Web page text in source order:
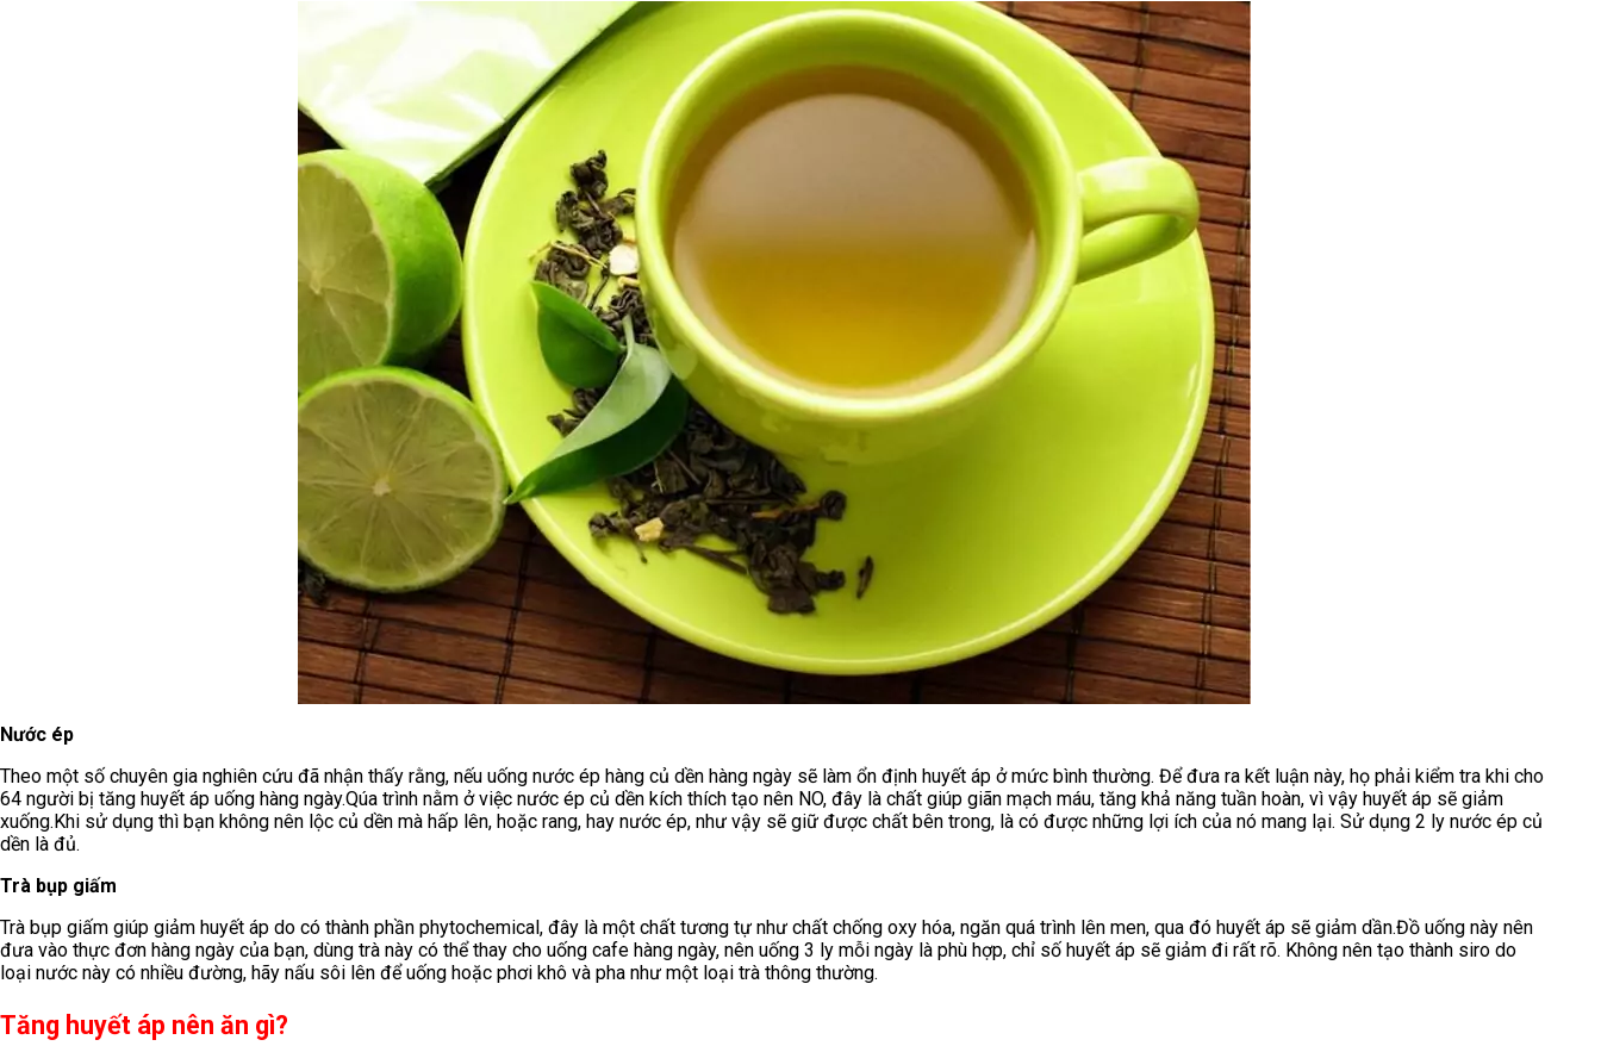
Nước ép
Theo một số chuyên gia nghiên cứu đã nhận thấy rằng, nếu uống nước ép hàng củ dền hàng ngày sẽ làm ổn định huyết áp ở mức bình thường. Để đưa ra kết luận này, họ phải kiểm tra khi cho
64 người bị tăng huyết áp uống hàng ngày.Qúa trình nằm ở việc nước ép củ dền kích thích tạo nên NO, đây là chất giúp giãn mạch máu, tăng khả năng tuần hoàn, vì vậy huyết áp sẽ giảm
xuống.Khi sử dụng thì bạn không nên lộc củ dền mà hấp lên, hoặc rang, hay nước ép, như vậy sẽ giữ được chất bên trong, là có được những lợi ích của nó mang lại. Sử dụng 2 ly nước ép củ
dền là đủ.
Trà bụp giấm
Trà bụp giấm giúp giảm huyết áp do có thành phần phytochemical, đây là một chất tương tự như chất chống oxy hóa, ngăn quá trình lên men, qua đó huyết áp sẽ giảm dần.Đồ uống này nên
đưa vào thực đơn hàng ngày của bạn, dùng trà này có thể thay cho uống cafe hàng ngày, nên uống 3 ly mỗi ngày là phù hợp, chỉ số huyết áp sẽ giảm đi rất rõ. Không nên tạo thành siro do
loại nước này có nhiều đường, hãy nấu sôi lên để uống hoặc phơi khô và pha như một loại trà thông thường.
Tăng huyết áp nên ăn gì?